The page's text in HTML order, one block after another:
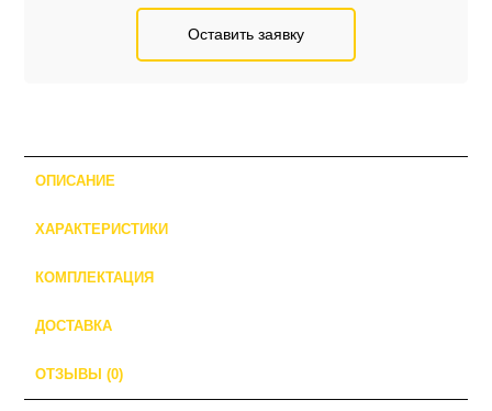
Оставить заявку
ОПИСАНИЕ
ХАРАКТЕРИСТИКИ
КОМПЛЕКТАЦИЯ
ДОСТАВКА
ОТЗЫВЫ (0)